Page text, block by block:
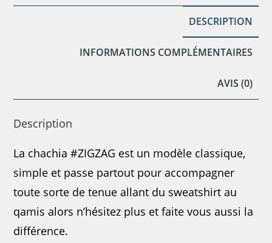
DESCRIPTION
INFORMATIONS COMPLÉMENTAIRES
AVIS (0)
Description
La chachia #ZIGZAG est un modèle classique,
simple et passe partout pour accompagner
toute sorte de tenue allant du sweatshirt au
qamis alors n’hésitez plus et faite vous aussi la
différence.